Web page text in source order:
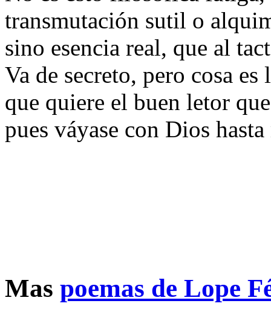
transmutación sutil o
sino esencia real, que al
Va de secreto, pero cosa es
que quiere el buen letor
pues váyase con Dios hasta
Mas poemas de Lope